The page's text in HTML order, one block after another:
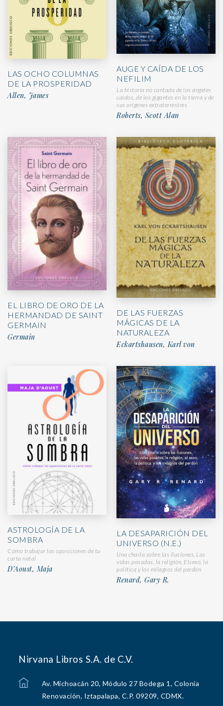
LAS OCHO COLUMNAS
DE LA PROSPERIDAD
Allen, James
AUGE Y CAÍDA DE LOS
NEFILIM
La historia no contada de los ángeles
caídos, de los gigantes en la tierra y de
sus orígenes extraterrestres
Roberts, Scott Alan
EL LIBRO DE ORO DE LA
HERMANDAD DE SAINT
GERMAIN
Germain
DE LAS FUERZAS
MÁGICAS DE LA
NATURALEZA
Eckartshausen, Karl von
ASTROLOGÍA DE LA
SOMBRA
Cómo trabajar las oposiciones de tu
carta natal
D’Aoust, Maja
LA DESAPARICIÓN DEL
UNIVERSO (N.E.)
Una charla sobre las ilusiones, Las
vidas pasadas, la religión, Elsexo, la
política y los milagros del perdón
Renard, Gary R.
Nirvana Libros S.A. de C.V.
Av. Michoacán 20, Módulo 27 Bodega 1, Colonia
Renovación, Iztapalapa, C.P. 09209, CDMX.